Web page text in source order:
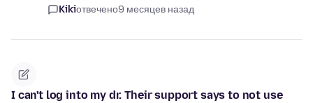
Kikiотвечено9 месяцев назад
I can't log into my dr. Their support says to not use